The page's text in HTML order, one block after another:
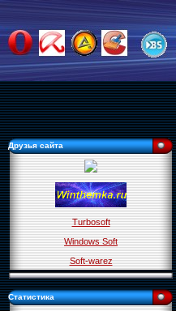
Друзья сайта
Turbosoft
Windows Soft
Soft-warez
Статистика